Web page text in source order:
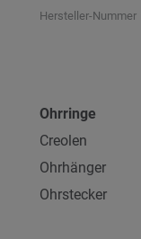
Hersteller-Nummer
Ohrringe
Creolen
Ohrhänger
Ohrstecker